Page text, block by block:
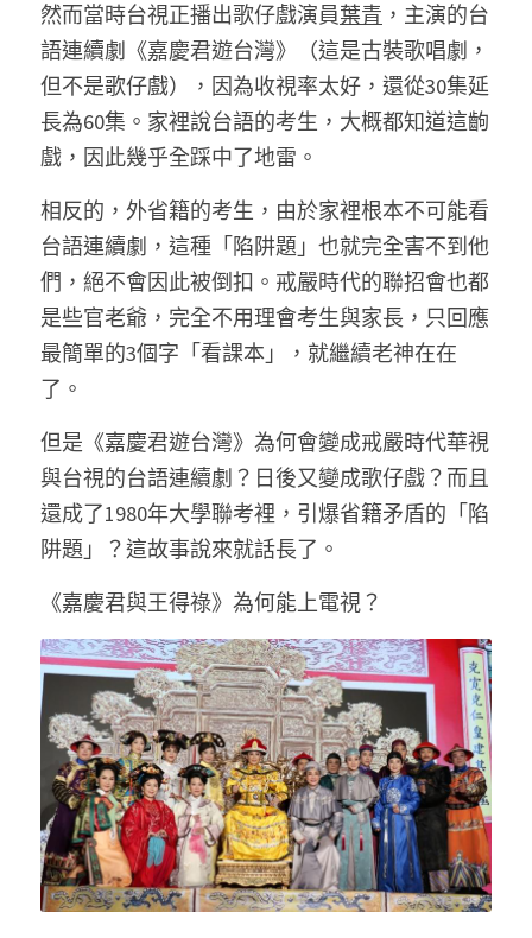
然而當時台視正播出歌仔戲演員葉青 ，主演的台
語連續劇《嘉慶君遊台灣》（這是古裝歌唱劇，
但不是歌仔戲），因為收視率太好，還從30集延
長為60集。家裡說台語的考生，大概都知道這齣
戲，因此幾乎全踩中了地雷。
相反的，外省籍的考生，由於家裡根本不可能看
台語連續劇，這種「陷阱題」也就完全害不到他
們，絕不會因此被倒扣。戒嚴時代的聯招會也都
是些官老爺，完全不用理會考生與家長，只回應
最簡單的3個字「看課本」，就繼續老神在在
了。
但是《嘉慶君遊台灣》為何會變成戒嚴時代華視
與台視的台語連續劇？日後又變成歌仔戲？而且
還成了1980年大學聯考裡，引爆省籍矛盾的「陷
阱題」？這故事說來就話長了。
《嘉慶君與王得祿》為何能上電視？